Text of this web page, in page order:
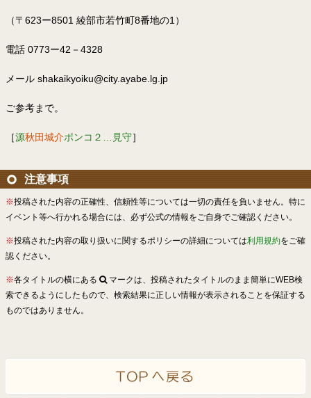
（〒623ー8501 綾部市若竹町8番地の1）
電話 0773ー42－4328
メール shakaikyoiku@city.ayabe.lg.jp
ご参考まで。
［源秋田城介ポンコ２…見守］
注意事項
※投稿された内容の正確性、信頼性等については一切の責任を負いません。特に
イベント等へ行かれる場合には、必ず公式の情報をご自身でご確認ください。
※投稿された内容の取り扱いに関するポリシーの詳細については利用規約をご確
認ください。
※各タイトルの横にある
マークは、投稿されたタイトルのまま簡単にWEB検
索できるようにしたもので、検索結果に正しい情報が表示されることを保証する
ものではありません。